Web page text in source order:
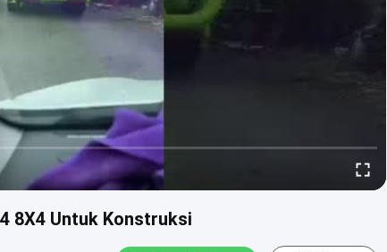
8X4 Untuk Konstruksi